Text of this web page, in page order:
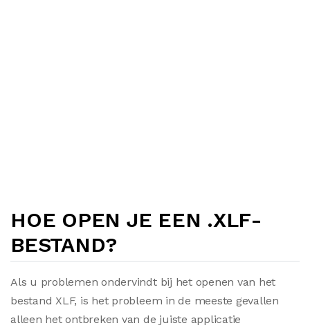
HOE OPEN JE EEN .XLF-
BESTAND?
Als u problemen ondervindt bij het openen van het
bestand XLF, is het probleem in de meeste gevallen
alleen het ontbreken van de juiste applicatie